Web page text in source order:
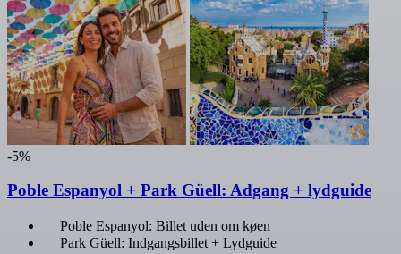
-5%
Poble Espanyol + Park Güell: Adgang + lydguide
Poble Espanyol: Billet uden om køen
Park Güell: Indgangsbillet + Lydguide